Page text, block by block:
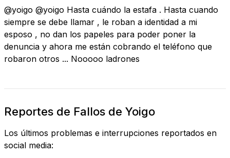
@yoigo @yoigo Hasta cuándo la estafa . Hasta cuando
siempre se debe llamar , le roban a identidad a mi
esposo , no dan los papeles para poder poner la
denuncia y ahora me están cobrando el teléfono que
robaron otros ... Nooooo ladrones
Reportes de Fallos de Yoigo
Los últimos problemas e interrupciones reportados en
social media: